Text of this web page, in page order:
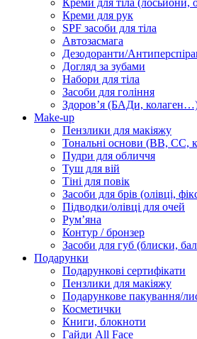
Креми для тіла (лосьйони,
Креми для рук
SPF засоби для тіла
Автозасмага
Дезодоранти/
Догляд за зубами
Набори для тіла
Засоби для гоління
Здоровʼя (БАДи,
Make-up
Пензлики для макіяжу
Тональні основи (BB, CC,
Пудри для обличчя
Туш для вій
Тіні для повік
Засоби для брів (олівці,
Підводки/олівці для очей
Румʼяна
Контур / бронзер
Засоби для губ (блиски,
Подарунки
Подарункові сертифікати
Пензлики для макіяжу
Подарункове пакування/
Косметички
Книги, блокноти
Гайди All Face